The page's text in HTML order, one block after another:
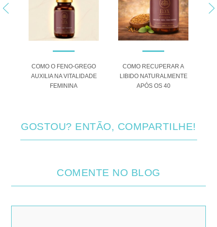
COMO O FENO-GREGO
AUXILIA NA VITALIDADE
FEMININA
COMO RECUPERAR A
LIBIDO NATURALMENTE
APÓS OS 40
GOSTOU? ENTÃO, COMPARTILHE!
COMENTE NO BLOG